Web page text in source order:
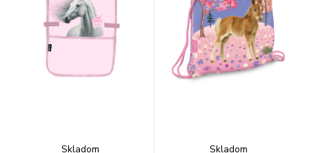
Skladom Skladom